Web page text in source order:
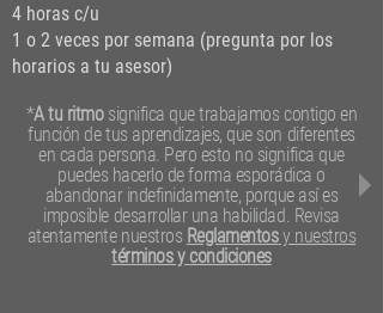
4 horas c/u
1 o 2 veces por semana (pregunta por los
horarios a tu asesor)
*A tu ritmosignifica que trabajamos contigo en
función de tus aprendizajes, que son diferentes
en cada persona. Pero esto no significa que
puedes hacerlo de forma esporádica o
abandonar indefinidamente, porque así es
imposible desarrollar una habilidad. Revisa
atentamente nuestros Reglamentosy nuestros
términos y condiciones